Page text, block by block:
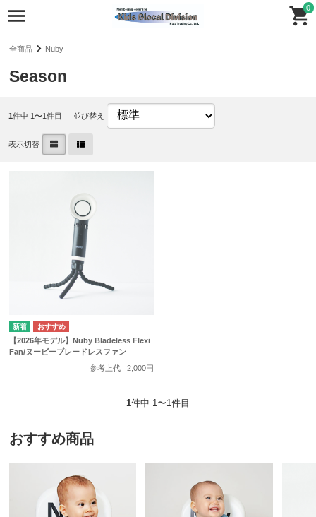
0
全商品 Nuby
Season
1件中 1〜1件目 並び替え
表示切替
【2026年モデル】Nuby Bladeless Flexi
Fan/ヌービーブレードレスファン
参考上代
2,000円
1件中 1〜1件目
おすすめ商品